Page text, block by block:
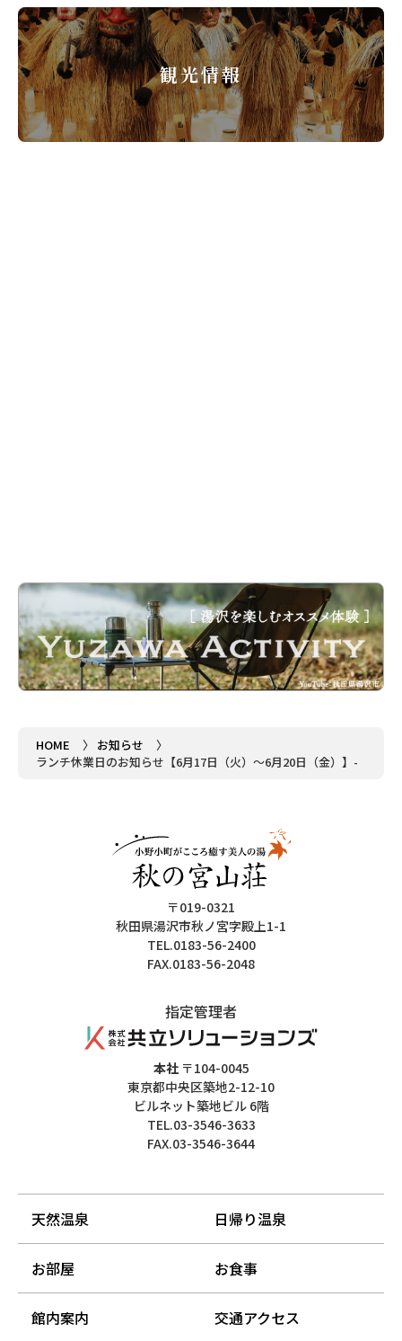
観光情報
HOME
お知らせ
ランチ休業日のお知らせ【6月17日（火）～6月20日（金）】-
〒019-0321
秋田県湯沢市秋ノ宮字殿上1-1
TEL.0183-56-2400
FAX.0183-56-2048
指定管理者
本社〒104-0045
東京都中央区築地2-12-10
ビルネット築地ビル 6階
TEL.03-3546-3633
FAX.03-3546-3644
天然温泉 日帰り温泉
お部屋 お食事
館内案内 交通アクセス